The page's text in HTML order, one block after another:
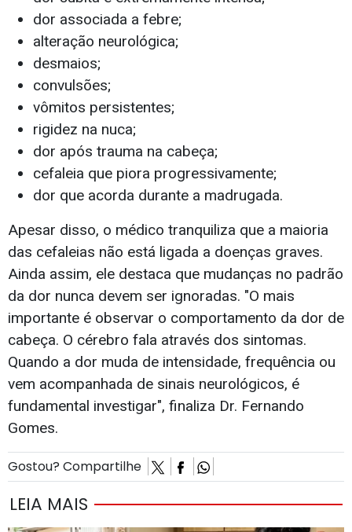
dor associada a febre;
alteração neurológica;
desmaios;
convulsões;
vômitos persistentes;
rigidez na nuca;
dor após trauma na cabeça;
cefaleia que piora progressivamente;
dor que acorda durante a madrugada.
Apesar disso, o médico tranquiliza que a maioria
das cefaleias não está ligada a doenças graves.
Ainda assim, ele destaca que mudanças no padrão
da dor nunca devem ser ignoradas. "O mais
importante é observar o comportamento da dor de
cabeça. O cérebro fala através dos sintomas.
Quando a dor muda de intensidade, frequência ou
vem acompanhada de sinais neurológicos, é
fundamental investigar", finaliza Dr. Fernando
Gomes.
Gostou? Compartilhe
LEIA MAIS